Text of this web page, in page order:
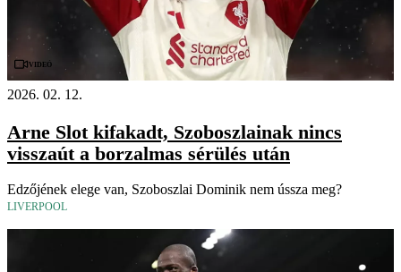
Videó
2026. 02. 12.
Arne Slot kifakadt, Szoboszlainak nincs
visszaút a borzalmas sérülés után
Edzőjének elege van, Szoboszlai Dominik nem ússza meg?
LIVERPOOL